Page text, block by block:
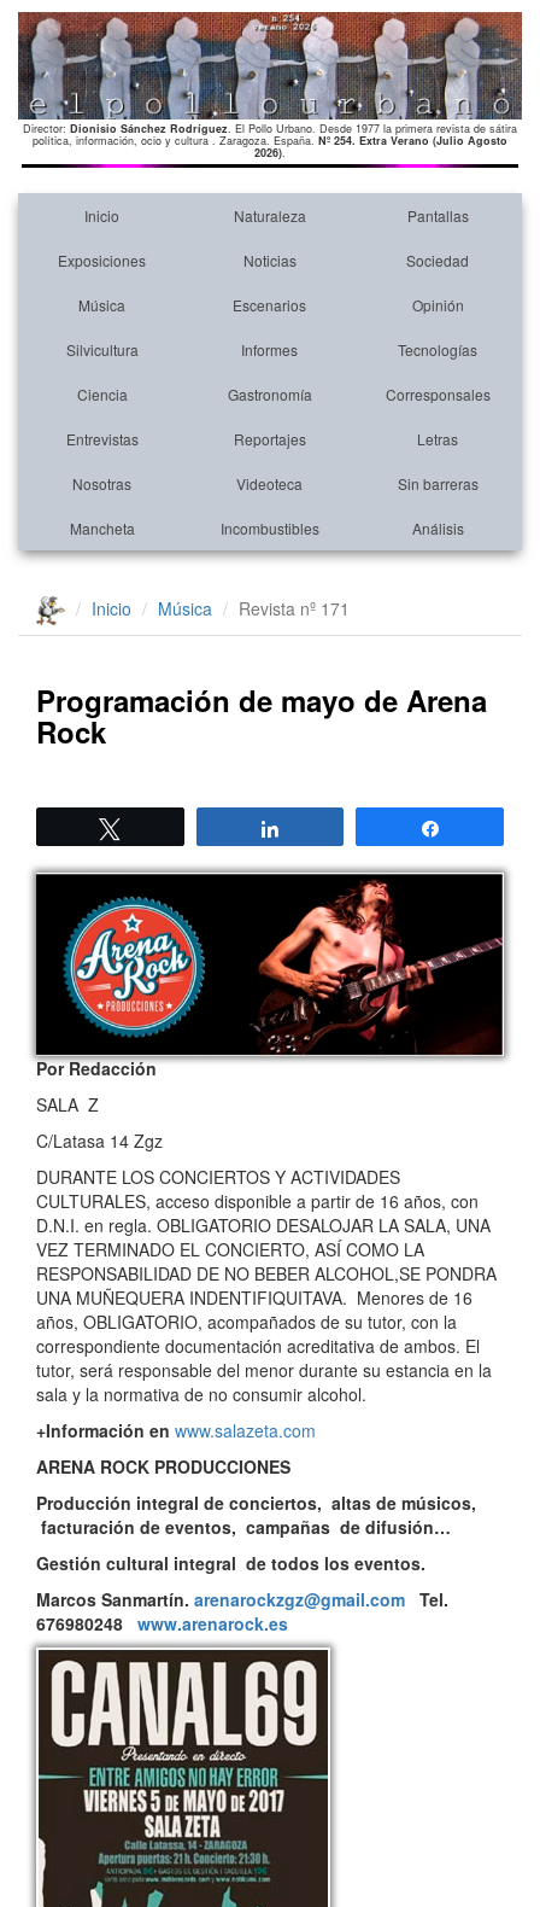
Director: Dionisio Sánchez Rodríguez. El Pollo Urbano. Desde 1977 la primera revista de sátira
política, información, ocio y cultura . Zaragoza. España. Nº 254. Extra Verano (Julio Agosto
2026).
Inicio Naturaleza Pantallas
Exposiciones Noticias Sociedad
Música Escenarios Opinión
Silvicultura Informes Tecnologías
Ciencia Gastronomía Corresponsales
Entrevistas Reportajes Letras
Nosotras Videoteca Sin barreras
Mancheta Incombustibles Análisis
Inicio Música Revista nº 171
Programación de mayo de Arena
Rock
Por Redacción
SALA Z
C/Latasa 14 Zgz
DURANTE LOS CONCIERTOS Y ACTIVIDADES
CULTURALES, acceso disponible a partir de 16 años, con
D.N.I. en regla. OBLIGATORIO DESALOJAR LA SALA, UNA
VEZ TERMINADO EL CONCIERTO, ASÍ COMO LA
RESPONSABILIDAD DE NO BEBER ALCOHOL,SE PONDRA
UNA MUÑEQUERA INDENTIFIQUITAVA. Menores de 16
años, OBLIGATORIO, acompañados de su tutor, con la
correspondiente documentación acreditativa de ambos. El
tutor, será responsable del menor durante su estancia en la
sala y la normativa de no consumir alcohol.
+Información en www.salazeta.com
ARENA ROCK PRODUCCIONES
Producción integral de conciertos, altas de músicos,
facturación de eventos, campañas de difusión…
Gestión cultural integral de todos los eventos.
Marcos Sanmartín. arenarockzgz@gmail.com Tel.
676980248 www.arenarock.es